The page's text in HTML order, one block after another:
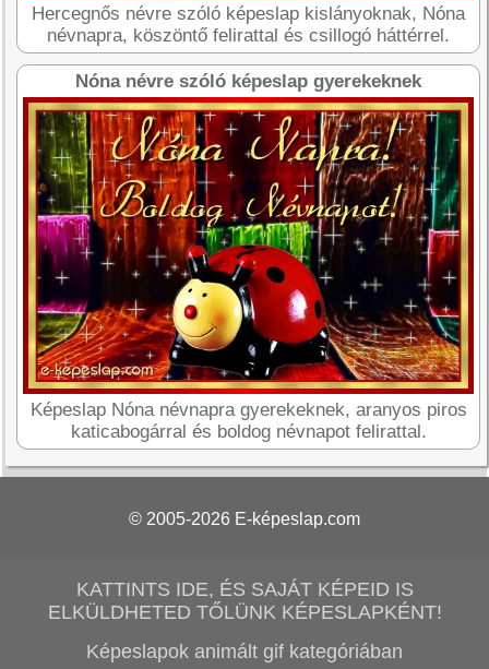
Hercegnős névre szóló képeslap kislányoknak, Nóna
névnapra, köszöntő felirattal és csillogó háttérrel.
Nóna névre szóló képeslap gyerekeknek
Képeslap Nóna névnapra gyerekeknek, aranyos piros
katicabogárral és boldog névnapot felirattal.
© 2005-2026 E-képeslap.com
KATTINTS IDE, ÉS SAJÁT KÉPEID IS
ELKÜLDHETED TŐLÜNK KÉPESLAPKÉNT!
Képeslapok animált gif kategóriában